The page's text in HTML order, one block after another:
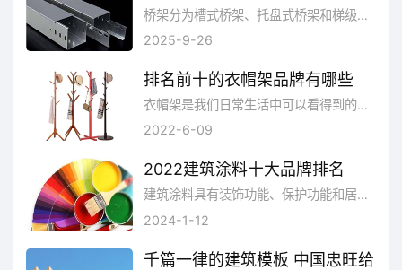
桥架分为槽式桥架、托盘式桥架和梯级式桥架、网格桥架等结构，由支架、托臂和安装附件等组成。那么质量好的桥架品牌有哪些呢？品牌网依托大数据技术,综合品牌实力、产品销量、用户口碑、网友投票等指标评选出了质量好的桥架品牌。
2025-9-26
排名前十的衣帽架品牌有哪些
衣帽架是我们日常生活中可以看得到的产品，品牌也有很多。当然并不见得每个衣帽架品牌都合适自己。因为市面上衣帽架的品牌也是五花八门的，那到底选择什么样的品牌比较好呢?排名前十的衣帽架有哪些？在这里经过网友投票等条件选出了排名前十的衣帽架品牌，主要是这几款：三强家具、IKEA宜家、溢彩年华、友利特、BAOYOUNI宝优妮、心家宜、空间生活、亿家达、Homestar好事达、好乐家。
2022-6-09
2022建筑涂料十大品牌排名
建筑涂料具有装饰功能、保护功能和居住性改进功能。各种功能所占的比重因使用目的不同而不尽相同，所以建筑材料的运用都是很有必要的。那么建筑涂料有哪些好牌子呢?品牌网依托大数据技术,综合品牌实力、产品销量、用户口碑、网友投票等近百项指标评选出了建筑涂料品牌排行榜，供大家参考选择。
2024-1-12
千篇一律的建筑模板 中国忠旺给